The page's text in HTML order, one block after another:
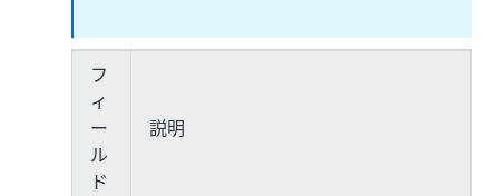
フ
ィ
ー
ル
ド
説明